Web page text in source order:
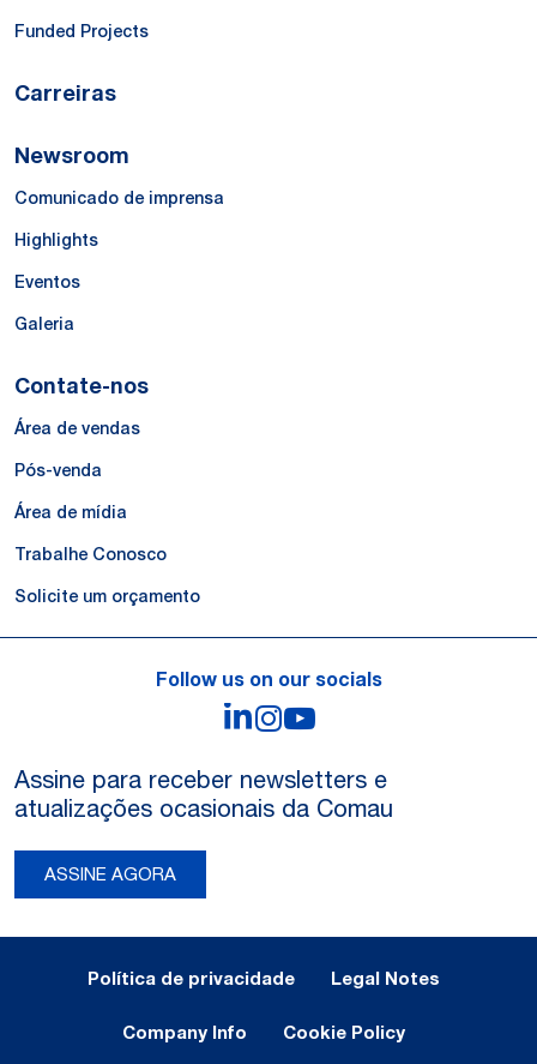
Funded Projects
Carreiras
Newsroom
Comunicado de imprensa
Highlights
Eventos
Galeria
Contate-nos
Área de vendas
Pós-venda
Área de mídia
Trabalhe Conosco
Solicite um orçamento
Follow us on our socials
LinkedIn
Instagram
Assine para receber newsletters e
atualizações ocasionais da Comau
ASSINE AGORA
Política de privacidade Legal Notes
Company Info Cookie Policy